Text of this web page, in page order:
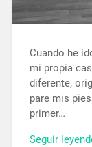
Cuando he
mi propia
diferente,
pare mis
primer…
Seguir